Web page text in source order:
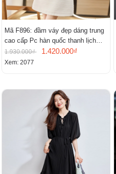
Mã F896: đầm váy đẹp dáng trung
cao cấp Pc hàn quốc thanh lịch
mới
1.930.000₫ 1.420.000₫
Xem: 2077